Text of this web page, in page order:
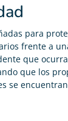
para
frente a
que
que los
se